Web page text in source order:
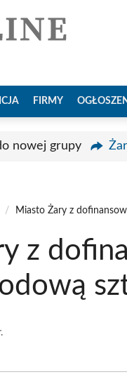
FIRMY
nowej grupy
/ Miasto Żary z
z